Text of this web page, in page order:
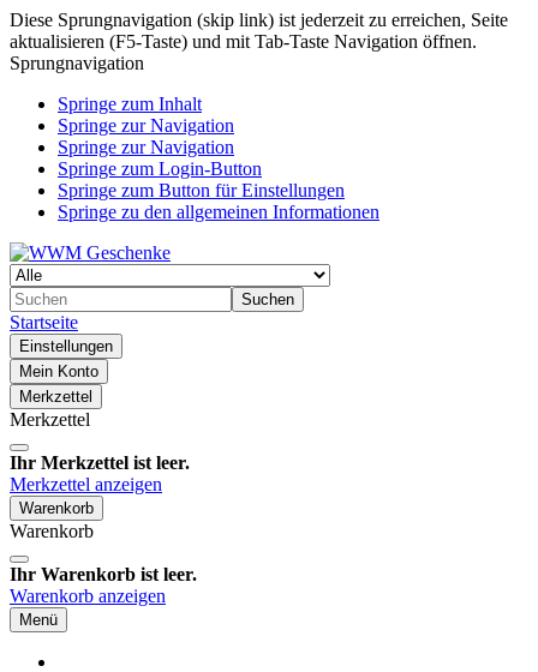
Diese Sprungnavigation (skip link) ist jederzeit zu erreichen, Seite
aktualisieren (F5-Taste) und mit Tab-Taste Navigation öffnen.
Sprungnavigation
Springe zum Inhalt
Springe zur Navigation
Springe zur Navigation
Springe zum Login-Button
Springe zum Button für Einstellungen
Springe zu den allgemeinen Informationen
Suchen
Startseite
Einstellungen
Mein Konto
Merkzettel
Merkzettel
Ihr Merkzettel ist leer.
Merkzettel anzeigen
Warenkorb
Warenkorb
Ihr Warenkorb ist leer.
Warenkorb anzeigen
Menü